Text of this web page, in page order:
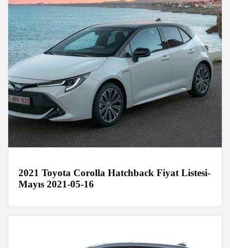
2021 Toyota Corolla Hatchback Fiyat Listesi-
Mayıs 2021-05-16